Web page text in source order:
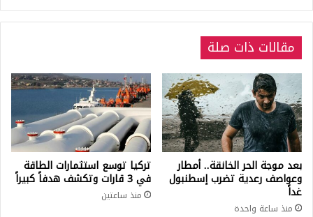
مقالات ذات صلة
بعد موجة الحر الخانقة.. أمطار
وعواصف رعدية تضرب إسطنبول
غداً
منذ ساعة واحدة
تركيا توسع استثمارات الطاقة
في 3 قارات وتكشف هدفاً كبيراً
منذ ساعتين